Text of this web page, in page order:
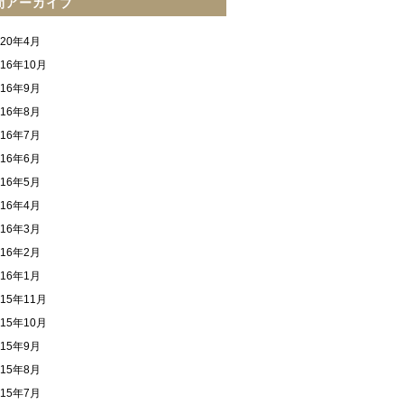
年4月
年10月
年9月
年8月
年7月
年6月
年5月
年4月
年3月
年2月
年1月
年11月
年10月
年9月
年8月
年7月